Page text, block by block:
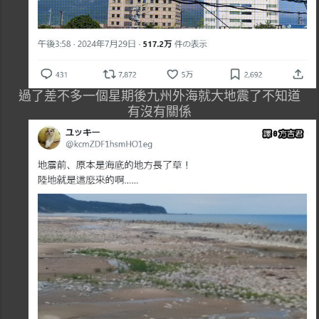
過了差不多一個星期後九州外海就大地震了不知道
有沒有關係